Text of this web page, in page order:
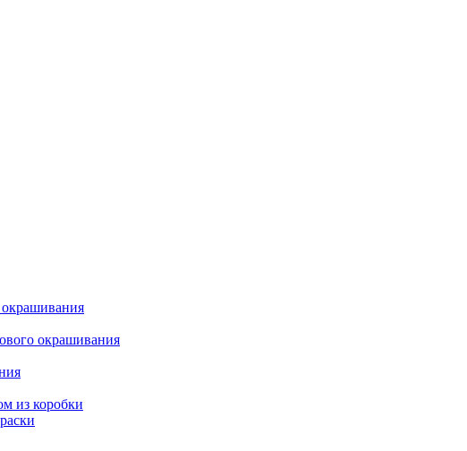
окрашивания
окрашивания
из коробки